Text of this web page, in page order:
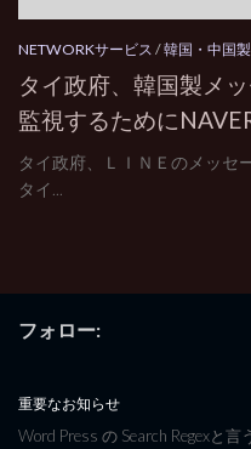
NETWORKサービス /韓国・中国
タイ政府、韓国製メ
監視するために
タイ政府、ＬＩＮＥのメッセ
タイ...
フォロー:
重要なお知らせ
Word Press の Search Regexと